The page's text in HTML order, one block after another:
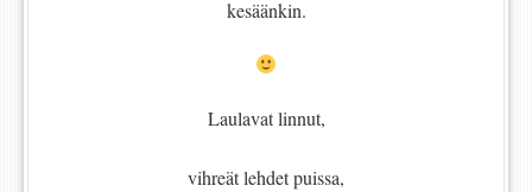
kesäänkin.
Laulavat linnut,
vihreät lehdet puissa,